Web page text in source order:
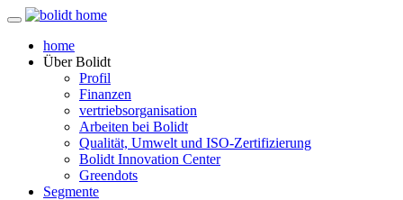
home
ÜberBolidt
Profil
Finanzen
vertriebsorganisation
Arbeiten bei Bolidt
Qualität, Umwelt und ISO-Zertifizierung
Bolidt Innovation Center
Greendots
Segmente